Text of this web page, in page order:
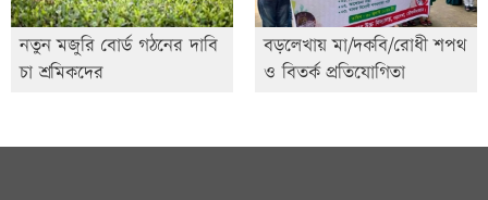
নতুন মজুরি বোর্ড গঠনের দাবি
চা শ্রমিকদের
বড়লেখায় মা/দকবি/রোধী শপথ
ও বিতর্ক প্রতিযোগিতা